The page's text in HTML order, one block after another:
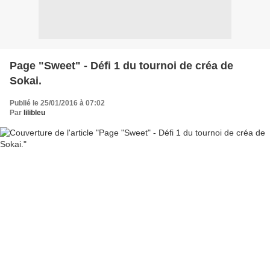
Page "Sweet" - Défi 1 du tournoi de créa de
Sokai.
Publié le 25/01/2016 à 07:02
Par lilibleu